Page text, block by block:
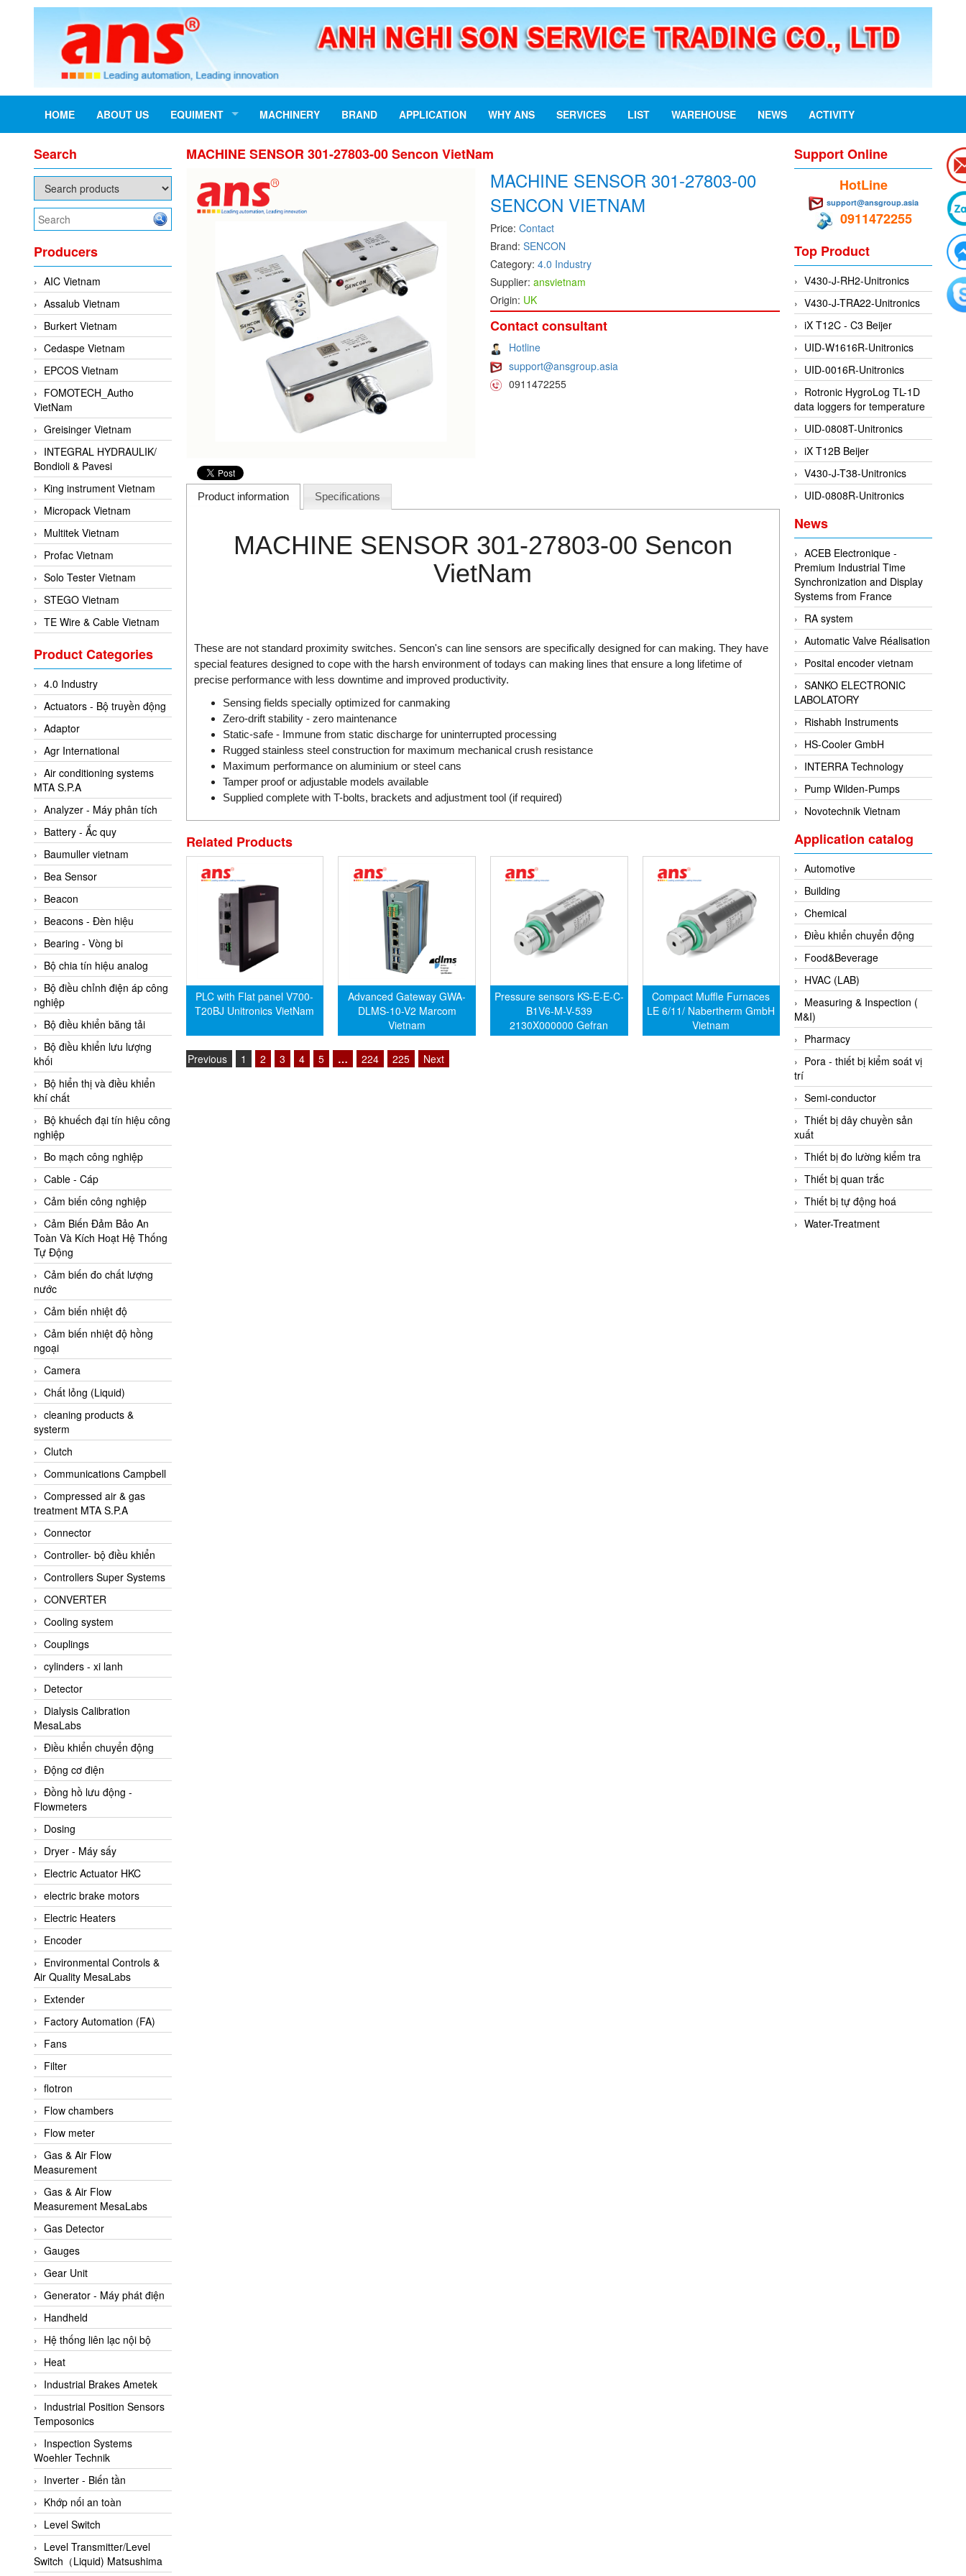
HOME ABOUT US EQUIMENT MACHINERY BRAND APPLICATION WHY ANS SERVICES LIST WAREHOUSE NEWS ACTIVITY
Search
Producers
AIC Vietnam
Assalub Vietnam
Burkert Vietnam
Cedaspe Vietnam
EPCOS Vietnam
FOMOTECH_Autho
VietNam
Greisinger Vietnam
INTEGRAL HYDRAULIK/
Bondioli & Pavesi
King instrument Vietnam
Micropack Vietnam
Multitek Vietnam
Profac Vietnam
Solo Tester Vietnam
STEGO Vietnam
TE Wire & Cable Vietnam
Woodward Vietnam
3CTEST Vietnam
4B VietNam Vietnam
ABB Vietnam
AC Infinity Vietnam
AC&E Telecommunications
AC&T Vietnam
Accepta Vietnam
ACCUMAC Vietnam
AccuWeb Vietnam
Acey
ACOEM Vietnam
ADCA Vietnam
ADFweb Vietnam
Adler Vietnam
Ados Vietnam
Advanced Energy Vietnam
Advantech Vietnam
Agate Vietnam
AGR International Vietnam
Aichi Tokei Denki Vietnam
Aii Vietnam
AIKOH
AINUO Vietnam
AIR MAJOR
Aira Euro Automation
Airtac Vietnam
Airtec Vietnam
AI-Tek Vietnam
Akerstroms Viet Nam
AKO Armaturen &
Separationstechnik
AKO Armaturen &
Separationstechnik Vietnam
AKUSENSE
ALA OFFICINE SPA
Albrecht-Automatik Viet
Nam
Allen Bradley Vietnam
Alpha Moisture Vietnam
Alpha-Achem Vietnam
Alphino
ALRE-IT Vietnam
Altech
Amarillo Gear
Ametek
AMPTRON Vietnam
AND Vietnam
ANDERSON-NEGELE
ANDILOG Technologies
Vietnam
Anritsu
ANTEC S.A
Antico pumps
Anybus/ HMS
AOBEN
Apex Dynamics Vietnam
Apex Dynamics Vietnam
Apiste
APLISENS VietNam
Apollo Fire
Appleton
AQ Matic
Aqualabo Vietnam
Aquametro
ARCA Regler
Arcos Hydraulik
Ardetem-Sfere-Vietnam
Argal
AS ENERGI
ASCO CO2
Asker
AT2E
ATC Pneumatic
ATEX System
ATI - IA
ATI (Analytical Technology
Inc)
Atos
Atrax
Auma
Autec
Auto Flow
Automatic valve
Aventics
Avproglobal
Axiomtek
AZBIL
Product Categories
4.0 Industry
Actuators - Bộ truyền động
Adaptor
Agr International
Air conditioning systems
MTA S.P.A
Analyzer - Máy phân tích
Battery - Ắc quy
Baumuller vietnam
Bea Sensor
Beacon
Beacons - Đèn hiệu
Bearing - Vòng bi
Bộ chia tín hiệu analog
Bộ điều chỉnh điện áp công
nghiệp
Bộ điều khiển băng tải
Bộ điều khiển lưu lượng
khối
Bộ hiển thị và điều khiển
khí chất
Bộ khuếch đại tín hiệu công
nghiệp
Bo mạch công nghiệp
Cable - Cáp
Cảm biến công nghiệp
Cảm Biến Đảm Bảo An
Toàn Và Kích Hoạt Hệ Thống
Tự Động
Cảm biến đo chất lượng
nước
Cảm biến nhiệt độ
Cảm biến nhiệt độ hồng
ngoại
Camera
Chất lỏng (Liquid)
cleaning products &
systerm
Clutch
Communications Campbell
Compressed air & gas
treatment MTA S.P.A
Connector
Controller- bộ điều khiển
Controllers Super Systems
CONVERTER
Cooling system
Couplings
cylinders - xi lanh
Detector
Dialysis Calibration
MesaLabs
Điều khiển chuyển động
Động cơ điện
Đồng hồ lưu động -
Flowmeters
Dosing
Dryer - Máy sấy
Electric Actuator HKC
electric brake motors
Electric Heaters
Encoder
Environmental Controls &
Air Quality MesaLabs
Extender
Factory Automation (FA)
Fans
Filter
flotron
Flow chambers
Flow meter
Gas & Air Flow
Measurement
Gas & Air Flow
Measurement MesaLabs
Gas Detector
Gauges
Gear Unit
Generator - Máy phát điện
Handheld
Hệ thống liên lạc nội bộ
Heat
Industrial Brakes Ametek
Industrial Position Sensors
Temposonics
Inspection Systems
Woehler Technik
Inverter - Biến tần
Khớp nối an toàn
Level Switch
Level Transmitter/Level
Switch（Liquid) Matsushima
MACHINE SENSOR 301-27803-00 Sencon VietNam
MACHINE SENSOR 301-27803-00
SENCON VIETNAM
Price: Contact
Brand: SENCON
Category: 4.0 Industry
Supplier: ansvietnam
Origin: UK
Contact consultant
Hotline
support@ansgroup.asia
0911472255
Product information Specifications
MACHINE SENSOR 301-27803-00 Sencon
VietNam
These are not standard proximity switches. Sencon's can line sensors are specifically designed for can making. They have
special features designed to cope with the harsh environment of todays can making lines that ensure a long lifetime of
precise performance with less downtime and improved productivity.
Sensing fields specially optimized for canmaking
Zero-drift stability - zero maintenance
Static-safe - Immune from static discharge for uninterrupted processing
Rugged stainless steel construction for maximum mechanical crush resistance
Maximum performance on aluminium or steel cans
Tamper proof or adjustable models available
Supplied complete with T-bolts, brackets and adjustment tool (if required)
Related Products
PLC with Flat panel V700-
T20BJ Unitronics VietNam
Advanced Gateway GWA-
DLMS-10-V2 Marcom
Vietnam
Pressure sensors KS-E-E-C-
B1V6-M-V-539
2130X000000 Gefran
Vietnam
Compact Muffle Furnaces
LE 6/11/ Nabertherm GmbH
Vietnam
Previous 1 2 3 4 5 … 224 225 Next
Support Online
HotLine
support@ansgroup.asia
0911472255
Top Product
V430-J-RH2-Unitronics
V430-J-TRA22-Unitronics
iX T12C - C3 Beijer
UID-W1616R-Unitronics
UID-0016R-Unitronics
Rotronic HygroLog TL-1D
data loggers for temperature
UID-0808T-Unitronics
iX T12B Beijer
V430-J-T38-Unitronics
UID-0808R-Unitronics
News
ACEB Electronique -
Premium Industrial Time
Synchronization and Display
Systems from France
RA system
Automatic Valve Réalisation
Posital encoder vietnam
SANKO ELECTRONIC
LABOLATORY
Rishabh Instruments
HS-Cooler GmbH
INTERRA Technology
Pump Wilden-Pumps
Novotechnik Vietnam
Application catalog
Automotive
Building
Chemical
Điều khiển chuyển động
Food&Beverage
HVAC (LAB)
Measuring & Inspection (
M&I)
Pharmacy
Pora - thiết bị kiểm soát vị
trí
Semi-conductor
Thiết bị dây chuyền sản
xuất
Thiết bị đo lường kiểm tra
Thiết bị quan trắc
Thiết bị tự động hoá
Water-Treatment